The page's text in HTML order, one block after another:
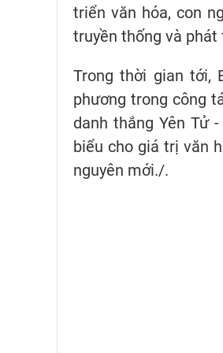
triển văn hóa, con
truyền thống và
Trong thời gian tới,
phương trong công
danh thắng Yên Tử
biểu cho giá trị văn
nguyên mới./.